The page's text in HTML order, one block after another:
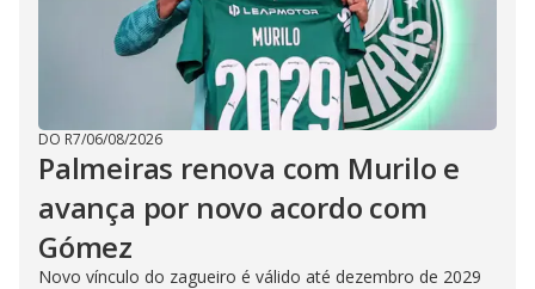
DO R7/06/08/2026
Palmeiras renova com Murilo e
avança por novo acordo com
Gómez
Novo vínculo do zagueiro é válido até dezembro de 2029